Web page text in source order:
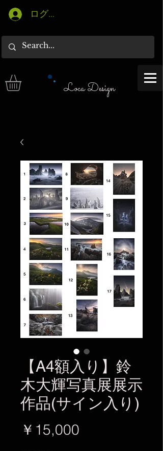
ログイン
Loca Design
【A4額入り】鈴
木大輝写真展展示
作品(サイン入り)
￥15,000